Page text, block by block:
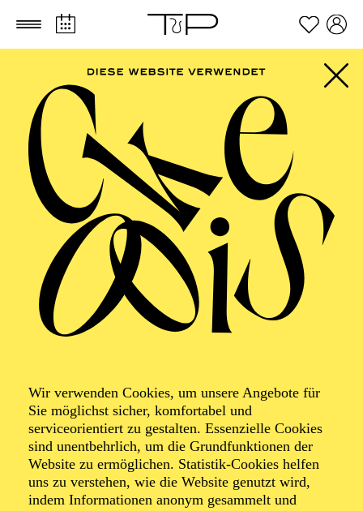
Zum Hauptinhalt springen Zum Footer springen
Wir verwenden Cookies, um unsere Angebote für
Sie möglichst sicher, komfortabel und
serviceorientiert zu gestalten. Essenzielle Cookies
sind unentbehrlich, um die Grundfunktionen der
Website zu ermöglichen. Statistik-Cookies helfen
uns zu verstehen, wie die Website genutzt wird,
indem Informationen anonym gesammelt und
FILTER
SEPTEMBER 2026
PHILHARMONIE ESSEN
Freitag
04.09.2026
20:00 - 23:00
Alfried Krupp Saal
Veranstalter: Theater-, Konzert- u. Gastspieldirektion OTTO
HOFNER GMBH
TICKETS
55,20 52,70€
Die Veranstaltung ist vom Angebot der TUPcard ausgeschlossen.